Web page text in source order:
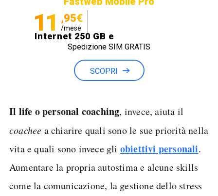
11 ,95€
/mese
Internet 250 GB e
Minuti illimitati
Spedizione SIM GRATIS
SCOPRI
Il life o personal coaching, invece, aiuta il
coachee a chiarire quali sono le sue priorità nella
vita e quali sono invece gli obiettivi personali.
Aumentare la propria autostima e alcune skills
come la comunicazione, la gestione dello stress